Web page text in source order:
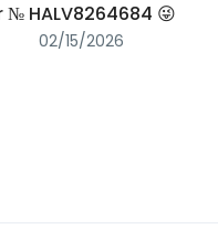
№ HALV8264684 😜
02/15/2026